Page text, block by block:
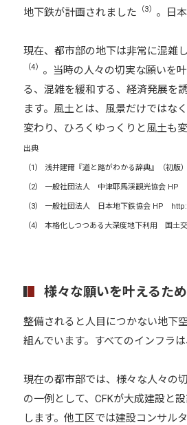
地下鉄が計画されました （3） 。日
現在、都市部の地下は非常に混雑
（4） 。当時の人々の切実な願いを
る、混雑を緩和する、経済発展を
ます。風土とは、風景だけではな
変わり、ひろくゆっくりと風土も
出典
（1） 浅井建爾『道と路がわかる辞典』（初
（2） 一般社団法人 中津耶馬渓観光協会
（3） 一般社団法人 日本地下鉄協会 HP
（4） 本格化しつつある大深度地下利用 国
様々な願いを叶えるた
整備されると人目につかない地下
組んでいます。すべてのインフラ
現在の都市部では、様々な人々の
の一例として、CFKが大成建設と
します。他工区では建設コンサル